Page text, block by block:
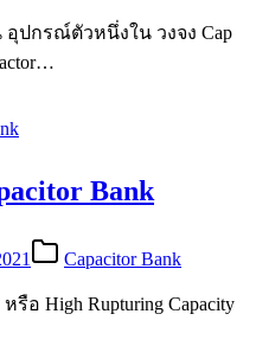
น อุปกรณ์ตัวหนึ่งใน วงจง Cap
Bank
Capacitor Bank
รือ High Rupturing Capacity